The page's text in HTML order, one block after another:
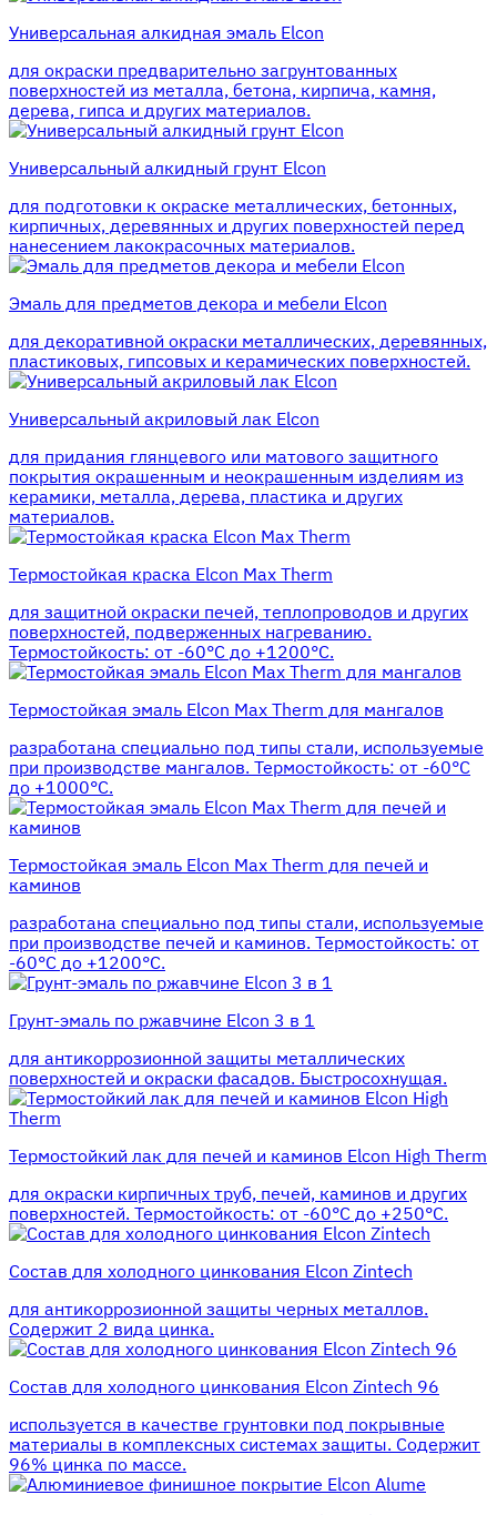
Универсальная алкидная эмаль Elcon
для окраски предварительно загрунтованных
поверхностей из металла, бетона, кирпича, камня,
дерева, гипса и других материалов.
Универсальный алкидный грунт Elcon
для подготовки к окраске металлических, бетонных,
кирпичных, деревянных и других поверхностей перед
нанесением лакокрасочных материалов.
Эмаль для предметов декора и мебели Elcon
для декоративной окраски металлических, деревянных,
пластиковых, гипсовых и керамических поверхностей.
Универсальный акриловый лак Elcon
для придания глянцевого или матового защитного
покрытия окрашенным и неокрашенным изделиям из
керамики, металла, дерева, пластика и других
материалов.
Термостойкая краска Elcon Max Therm
для защитной окраски печей, теплопроводов и других
поверхностей, подверженных нагреванию.
Термостойкость: от -60°С до +1200°С.
Термостойкая эмаль Elcon Max Therm для мангалов
разработана специально под типы стали, используемые
при производстве мангалов. Термостойкость: от -60°С
до +1000°С.
Термостойкая эмаль Elcon Max Therm для печей и
каминов
разработана специально под типы стали, используемые
при производстве печей и каминов. Термостойкость: от
-60°С до +1200°С.
Грунт-эмаль по ржавчине Elcon 3 в 1
для антикоррозионной защиты металлических
поверхностей и окраски фасадов. Быстросохнущая.
Термостойкий лак для печей и каминов Elcon High Therm
для окраски кирпичных труб, печей, каминов и других
поверхностей. Термостойкость: от -60°С до +250°С.
Состав для холодного цинкования Elcon Zintech
для антикоррозионной защиты черных металлов.
Содержит 2 вида цинка.
Состав для холодного цинкования Elcon Zintech 96
используется в качестве грунтовки под покрывные
материалы в комплексных системах защиты. Cодержит
96% цинка по массе.